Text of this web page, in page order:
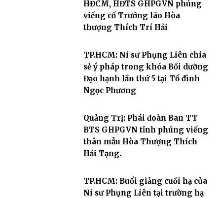
HĐCM, HĐTS GHPGVN phúng
viếng cố Trưởng lão Hòa
thượng Thích Trí Hải
TP.HCM: Ni sư Phụng Liên chia
sẻ ý pháp trong khóa Bồi dưỡng
Đạo hạnh lần thứ 5 tại Tổ đình
Ngọc Phương
Quảng Trị: Phái đoàn Ban TT
BTS GHPGVN tỉnh phúng viếng
thân mẫu Hòa Thượng Thích
Hải Tạng.
TP.HCM: Buổi giảng cuối hạ của
Ni sư Phụng Liên tại trường hạ